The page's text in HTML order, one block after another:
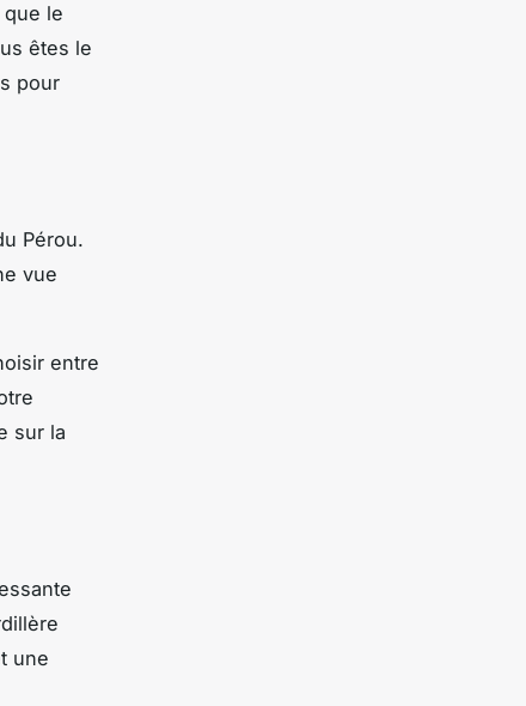
le
êtes le
pour
Pérou.
vue
entre
sur la
une